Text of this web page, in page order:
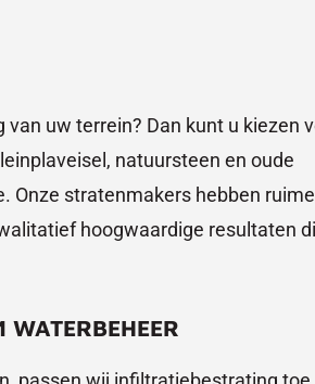
uw terrein? Dan kunt u kiezen
natuursteen en oude
Onze stratenmakers hebben ruime
hoogwaardige resultaten
WATERBEHEER